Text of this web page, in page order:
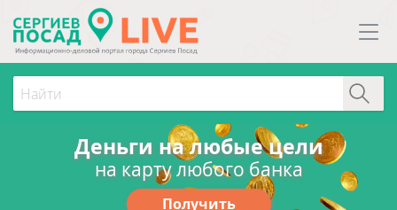
Деньги на любые цели
на карту любого банка
Получить